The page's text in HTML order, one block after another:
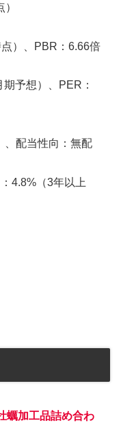
）、PBR：6.66倍
予想）、PER：
、配当性向：無配
4.8%（3年以上
蠣加工品詰め合わ